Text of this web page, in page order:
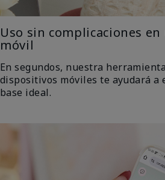
Uso sin complicaciones
móvil
En segundos, nuestra
dispositivos móviles te ayudará a
base ideal.